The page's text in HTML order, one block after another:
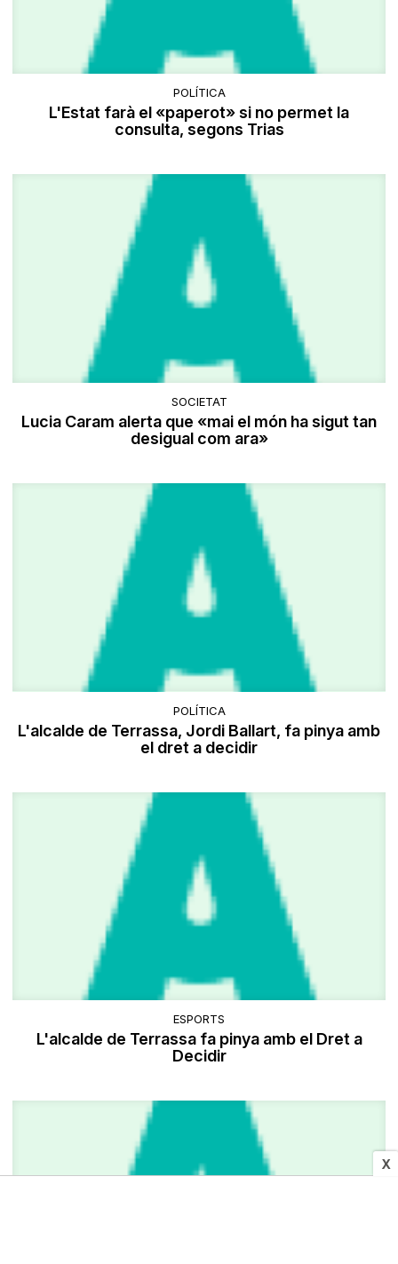
X
POLÍTICA
L'Estat farà el «paperot» si no permet la
consulta, segons Trias
SOCIETAT
Lucia Caram alerta que «mai el món ha sigut tan
desigual com ara»
POLÍTICA
L'alcalde de Terrassa, Jordi Ballart, fa pinya amb
el dret a decidir
ESPORTS
L'alcalde de Terrassa fa pinya amb el Dret a
Decidir